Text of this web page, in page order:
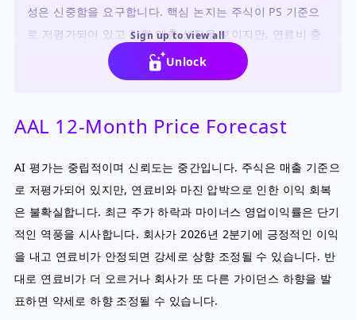
성은 신중함을 요구합니다. 핵심 논지는 주식이 PS 기준으
로 저평가되어 있고 강한 매출 성장을 보이지만, 연료비 충
격과 마진 압박이 회복을 방해할 수 있다는 것입니다.
Sign up to view all
Unlock
AAL 12-Month Price Forecast
AI 평가는 중립적이며 신뢰도는 중간입니다. 주식은 매출 기준으
로 저평가되어 있지만, 연료비와 마진 압박으로 인한 이익 회복
은 불확실합니다. 최근 주가 하락과 마이너스 영업이익률은 단기
적인 역풍을 시사합니다. 회사가 2026년 2분기에 긍정적인 이익
을 내고 연료비가 안정되면 강세로 상향 조정될 수 있습니다. 반
대로 연료비가 더 오르거나 회사가 또 다른 가이던스 하향을 발
표하면 약세로 하향 조정될 수 있습니다.